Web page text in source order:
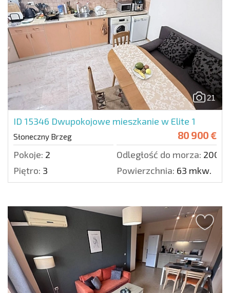
21
ID 15346 Dwupokojowe mieszkanie w Elite 1
Słoneczny Brzeg 80 900 €
Pokoje: 2 Odległość do morza: 200
Piętro: 3 Powierzchnia: 63 mkw.